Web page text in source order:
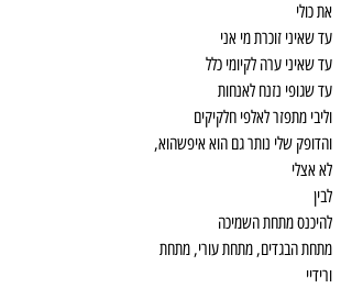
את כולי
עד שאיני זוכרת מי אני
עד שאיני ערה לקיומי כלל
עד שגופי נזנח לאנחות
וליבי מתפזר לאלפי חלקיקים
והדופק שלי נותר גם הוא איפשהוא,
לא אצלי
לבין
להיכנס מתחת השמיכה
מתחת הבגדים, מתחת עורי, מתחת
ורידיי